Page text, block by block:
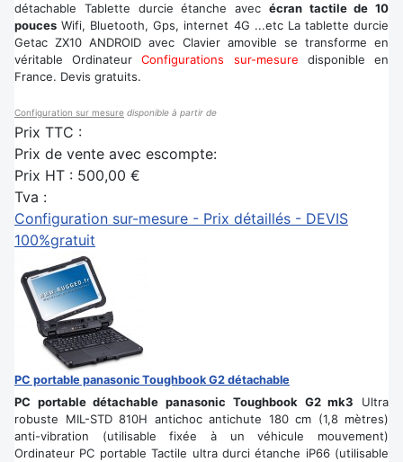
détachable Tablette durcie étanche avec écran tactile de 10
pouces Wifi, Bluetooth, Gps, internet 4G ...etc La tablette durcie
Getac ZX10 ANDROID avec Clavier amovible se transforme en
véritable OrdinateurConfigurations sur-mesure disponible en
France. Devis gratuits.
Configuration sur mesure disponible à partir de
Prix TTC :
Prix de vente avec escompte:
Prix HT : 500,00 €
Tva :
Configuration sur-mesure - Prix détaillés - DEVIS
100%gratuit
PC portable panasonic Toughbook G2 détachable
PC portable détachable panasonic Toughbook G2 mk3 Ultra
robuste MIL-STD 810H antichoc antichute 180 cm (1,8 mètres)
anti-vibration (utilisable fixée à un véhicule mouvement)
Ordinateur PC portable Tactile ultra durci étanche iP66 (utilisable